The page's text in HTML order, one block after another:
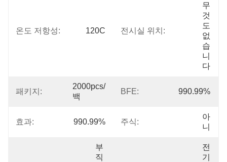
온도 저항성: 120C 전시실 위치:
무
것
도
없
습
니
다
패키지:
2000pcs/
백
BFE: 990.99%
효과: 990.99% 주식:
아
니
부
직
전
기